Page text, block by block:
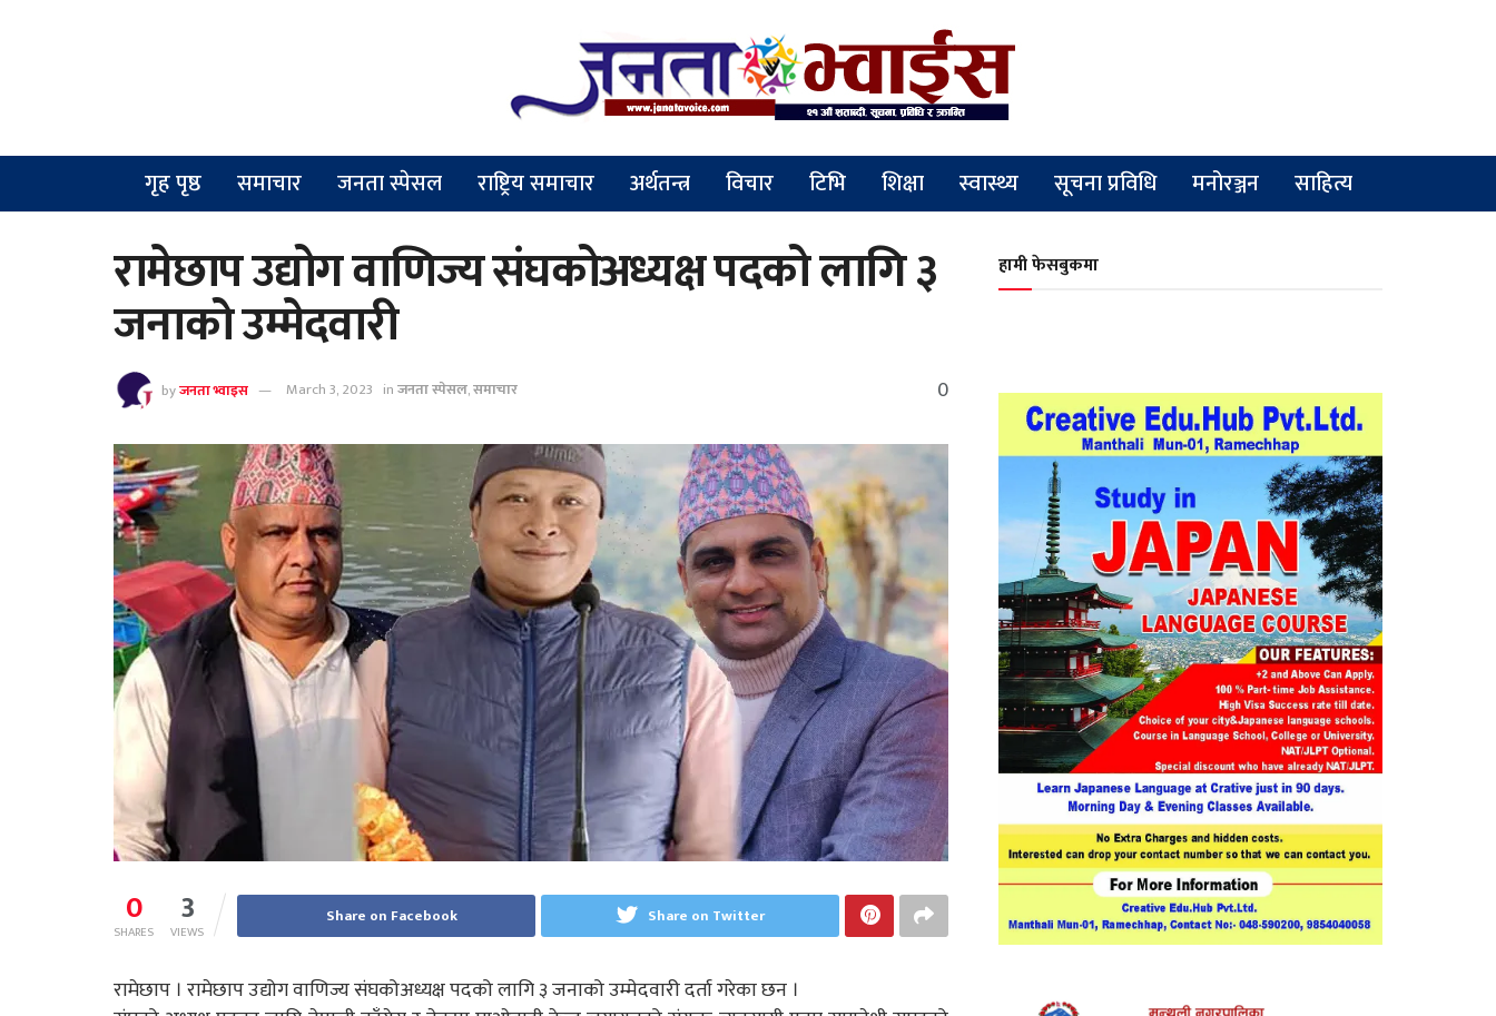
गृह पृष्ठ समाचार जनता स्पेसल राष्ट्रिय समाचार अर्थतन्त्र विचार टिभि शिक्षा स्वास्थ्य सूचना प्रविधि मनोरञ्जन साहित्य
रामेछाप उद्योग वाणिज्य संघकोअध्यक्ष पदको लागि ३
जनाको उम्मेदवारी
byजनता भ्वाइस March 3, 2023 inजनता स्पेसल,समाचार 0
0
SHARES 3
VIEWS
Share on Facebook Share on Twitter
रामेछाप । रामेछाप उद्योग वाणिज्य संघकोअध्यक्ष पदको लागि ३ जनाको उम्मेदवारी दर्ता गरेका छन ।
हामी फेसबुकमा